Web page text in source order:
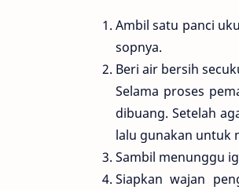
Ambil satu panci
sopnya.
Beri air bersih
Selama proses
dibuang. Setelah
lalu gunakan untuk
Sambil menunggu
Siapkan wajan